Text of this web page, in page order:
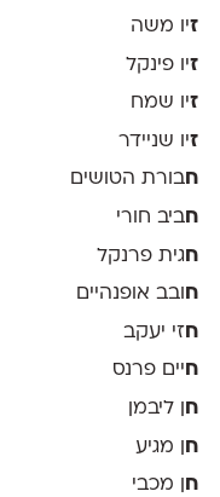
זיו משה
זיו פינקל
זיו שמח
זיו שניידר
חבורת הטושים
חביב חורי
ח גית פרנקל
חובב אופנהיים
חזי יעקב
חיים פרנס
ח
ן ליבמן
ח
ן מגיע
ח ן מכבי